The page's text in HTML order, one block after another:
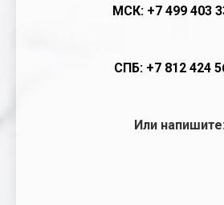
МСК: +7 499 403
СПБ: +7 812 424
Или напишите: